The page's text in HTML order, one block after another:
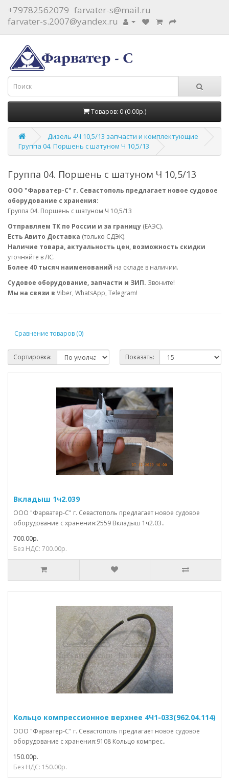
+79782562079 farvater-s@mail.ru
farvater-s.2007@yandex.ru
Товаров: 0 (0.00р.)
Дизель 4Ч 10,5/13 запчасти и комплектующие
Группа 04. Поршень с шатуном Ч 10,5/13
Группа 04. Поршень с шатуном Ч 10,5/13
ООО "Фарватер-С" г. Севастополь предлагает новое судовое
оборудование с хранения:
Группа 04. Поршень с шатуном Ч 10,5/13
Отправляем ТК по России и за границу (ЕАЭС).
Есть Авито Доставка (только СДЭК).
Наличие товара, актуальность цен, возможность скидки
уточняйте в ЛС.
Более 40 тысяч наименований на складе в наличии.
Судовое оборудование, запчасти и ЗИП. Звоните!
Мы на связи в Viber, WhatsApp, Telegram!
Сравнение товаров (0)
Сортировка: Показать:
Вкладыш 1ч2.039
ООО "Фарватер-С" г. Севастополь предлагает новое судовое
оборудование с хранения:2559 Вкладыш 1ч2.03..
700.00р.
Без НДС: 700.00р.
Кольцо компрессионное верхнее 4Ч1-033(962.04.114)
ООО "Фарватер-С" г. Севастополь предлагает новое судовое
оборудование с хранения:9108 Кольцо компрес..
150.00р.
Без НДС: 150.00р.